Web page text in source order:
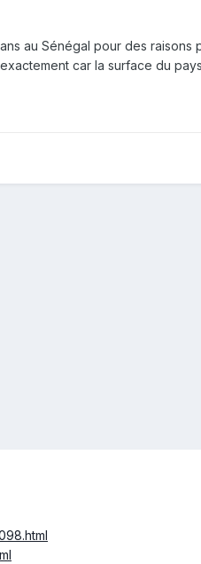
au Sénégal pour des
car la surface du